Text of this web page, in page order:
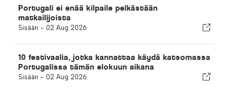
Portugali ei enää kilpaile pelkästään
matkailijoista
Sisään - 02 Aug 2026
10 festivaalia, jotka kannattaa käydä katsomassa
Portugalissa tämän elokuun aikana
Sisään - 02 Aug 2026